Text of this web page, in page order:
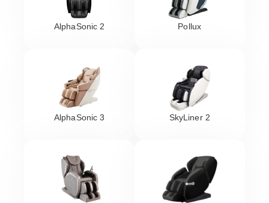
AlphaSonic 2 Pollux
AlphaSonic 3 SkyLiner 2